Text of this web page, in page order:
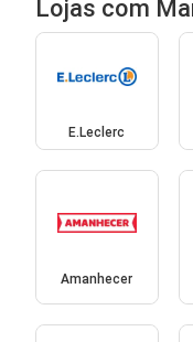
Lojas com
E.Leclerc
Amanhecer